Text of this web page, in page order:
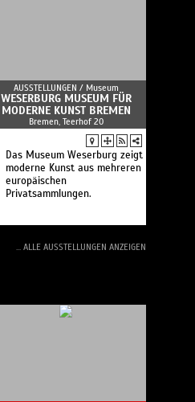
AUSSTELLUNGEN / Museum
WESERBURG MUSEUM FÜR
MODERNE KUNST BREMEN
Bremen, Teerhof 20
Das Museum Weserburg zeigt
moderne Kunst aus mehreren
europäischen
Privatsammlungen.
... ALLE AUSSTELLUNGEN ANZEIGEN